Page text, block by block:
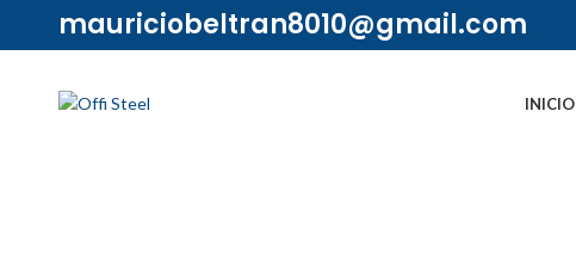
mauriciobeltran8010@gmail.com
INICIO